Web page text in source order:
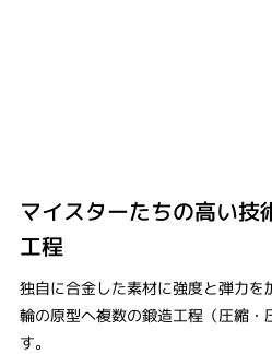
マイスターたちの高い技
工程
独自に合金した素材に強度と弾力
輪の原型へ複数の鍛造工程（圧縮・
す。